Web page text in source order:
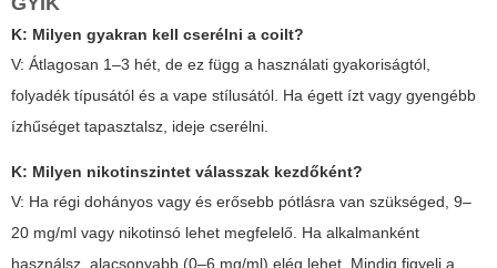
K: Milyen gyakran kell cserélni a coilt?
V: Átlagosan 1–3 hét, de ez függ a használati gyakoriságtól,
folyadék típusától és a vape stílusától. Ha égett ízt vagy gyengébb
ízhűséget tapasztalsz, ideje cserélni.
K: Milyen nikotinszintet válasszak kezdőként?
V: Ha régi dohányos vagy és erősebb pótlásra van szükséged, 9–
20 mg/ml vagy nikotinsó lehet megfelelő. Ha alkalmanként
használsz, alacsonyabb (0–6 mg/ml) elég lehet. Mindig figyelj a